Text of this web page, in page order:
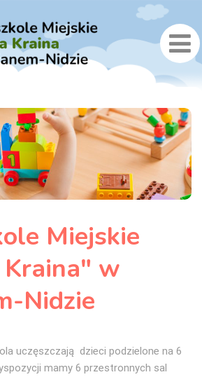
Miejskie
w
Nidzie
uczęszczają dzieci podzielone na 6
mamy 6 przestronnych sal